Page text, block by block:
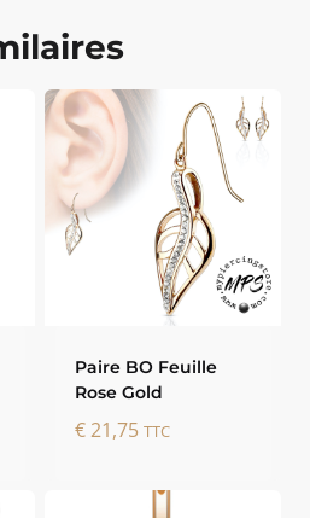
Paire BO Feuille
Rose Gold
€21,75 TTC